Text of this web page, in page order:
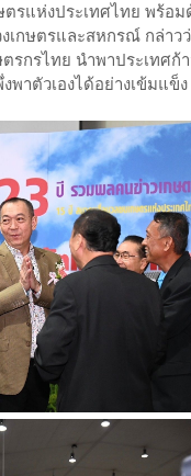
แห่งประเทศไทย พร้อ
เกษตรและสหกรณ์ กล่า
รกรไทย นำพาประเทศก้
าตัวเองได้อย่างเข้มแข็ง